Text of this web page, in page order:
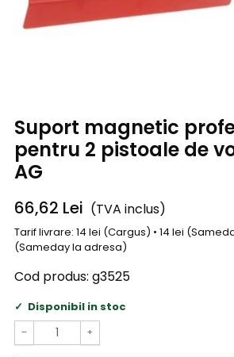
Suport magnetic
pentru 2 pistoale de
AG
66,62 Lei (TVA inclus)
Tarif livrare: 14 lei (Cargus) • 14 lei
(Sameday la adresa)
Cod produs: g3525
Disponibil in stoc
− +